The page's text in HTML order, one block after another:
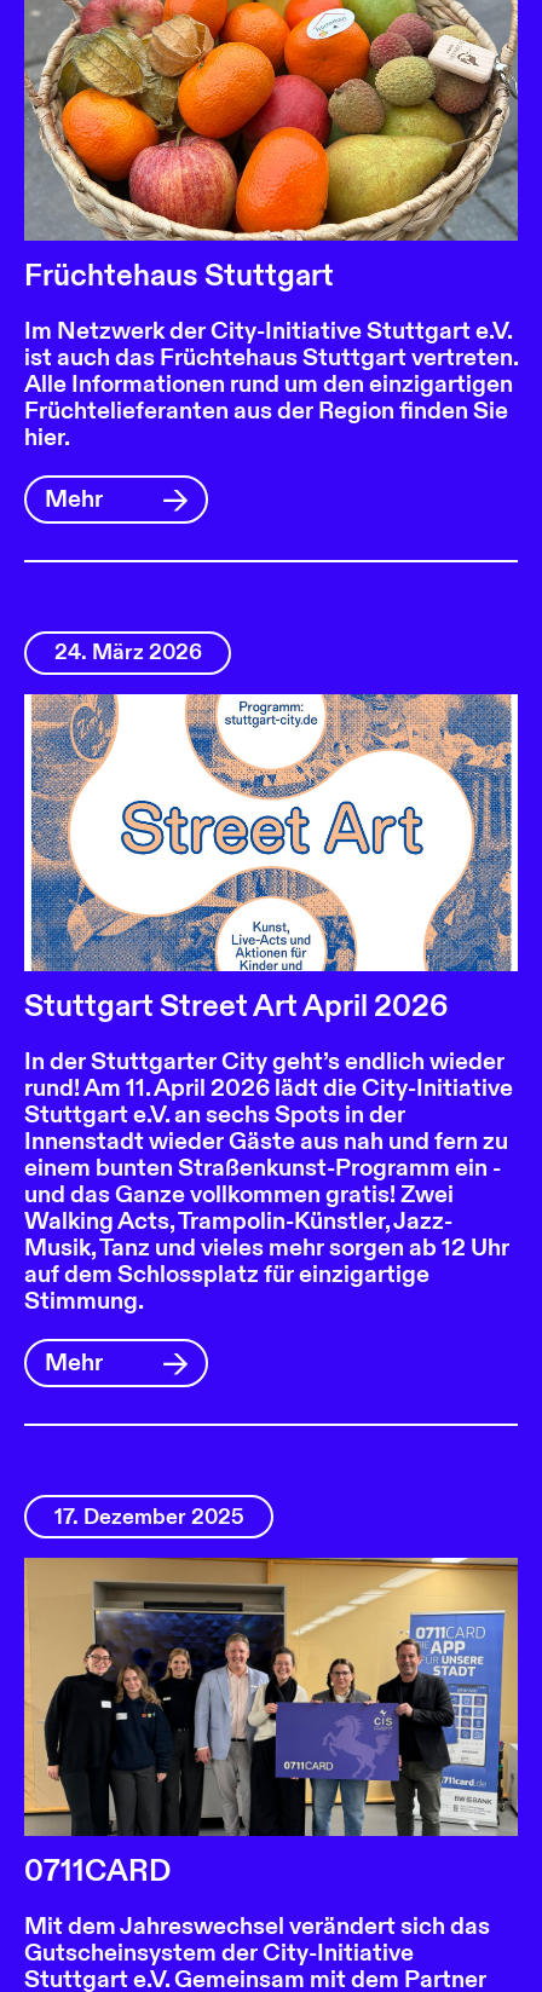
Früchtehaus Stuttgart
Im Netzwerk der City-Initiative Stuttgart e.V.
ist auch das Früchtehaus Stuttgart vertreten.
Alle Informationen rund um den einzigartigen
Früchtelieferanten aus der Region finden Sie
hier.
Mehr
24. März 2026
Stuttgart Street Art April 2026
In der Stuttgarter City geht’s endlich wieder
rund! Am 11. April 2026 lädt die City-Initiative
Stuttgart e.V. an sechs Spots in der
Innenstadt wieder Gäste aus nah und fern zu
einem bunten Straßenkunst-Programm ein -
und das Ganze vollkommen gratis! Zwei
Walking Acts, Trampolin-Künstler, Jazz-
Musik, Tanz und vieles mehr sorgen ab 12 Uhr
auf dem Schlossplatz für einzigartige
Stimmung.
Mehr
17. Dezember 2025
0711CARD
Mit dem Jahreswechsel verändert sich das
Gutscheinsystem der City-Initiative
Stuttgart e.V. Gemeinsam mit dem Partner